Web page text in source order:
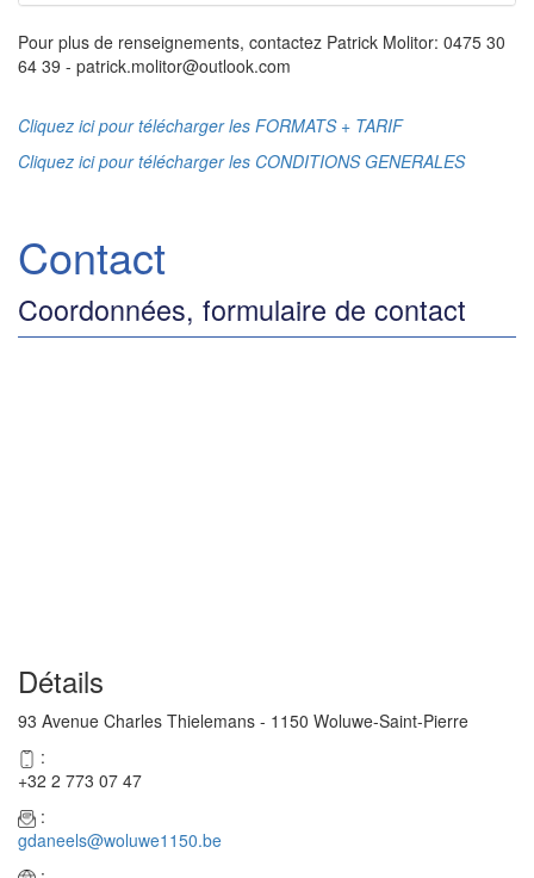
Pour plus de renseignements, contactez Patrick Molitor: 0475 30
64 39 - patrick.molitor@outlook.com
Cliquez ici pour télécharger les FORMATS + TARIF
Cliquez ici pour télécharger les CONDITIONS GENERALES
Contact
Coordonnées, formulaire de contact
Détails
93 Avenue Charles Thielemans - 1150 Woluwe-Saint-Pierre
:
+32 2 773 07 47
:
gdaneels@woluwe1150.be